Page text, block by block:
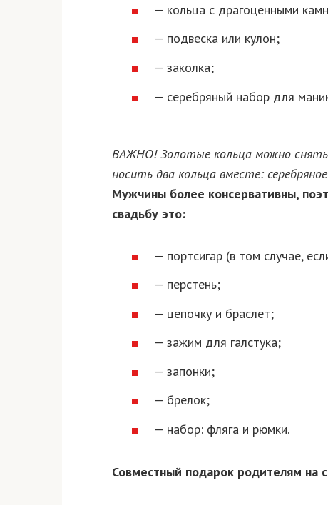
— кольца с драгоценными
— подвеска или кулон;
— заколка;
— серебряный набор для
ВАЖНО! Золотые кольца можно
носить два кольца вместе:
Мужчины более консервативны,
свадьбу это:
— портсигар (в том случае,
— перстень;
— цепочку и браслет;
— зажим для галстука;
— запонки;
— брелок;
— набор: фляга и рюмки.
Совместный подарок родителям на